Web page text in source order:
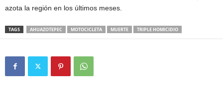
azota la región en los últimos meses.
TAGS AHUAZOTEPEC MOTOCICLETA MUERTE TRIPLE HOMICIDIO